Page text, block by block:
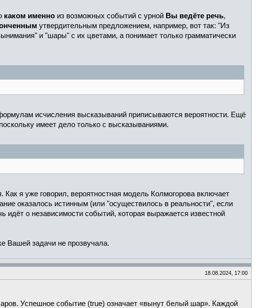
каком именно из возможных событий с урной Вы ведёте речь,
утвердительным предложением, например, вот так: "Из
и "шары" с их цветами, а понимает только грамматически
исчисления высказываний приписываются вероятности. Ещё
имеет дело только с высказываниями.
я уже говорил, вероятностная модель Колмогорова включает
оказалось истинным (или "осуществилось в реальности", если
идёт о независимости событий, которая выражается известной
Вашей задачи не прозвучала.
18.08.2024, 17:00
Успешное событие (true) означает «вынут белый шар». Каждой